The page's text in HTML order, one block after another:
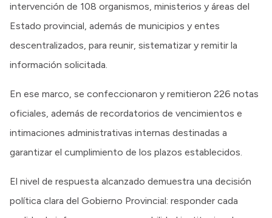
intervención de 108 organismos, ministerios y áreas del
Estado provincial, además de municipios y entes
descentralizados, para reunir, sistematizar y remitir la
información solicitada.
En ese marco, se confeccionaron y remitieron 226 notas
oficiales, además de recordatorios de vencimientos e
intimaciones administrativas internas destinadas a
garantizar el cumplimiento de los plazos establecidos.
El nivel de respuesta alcanzado demuestra una decisión
política clara del Gobierno Provincial: responder cada